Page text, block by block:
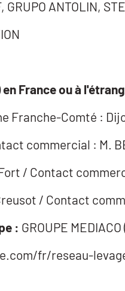
GRUPO ANTOLIN,
France ou à
Franche-Comté :
commercial : M.
/ Contact
/ Contact
: GROUPE
fr/reseau-